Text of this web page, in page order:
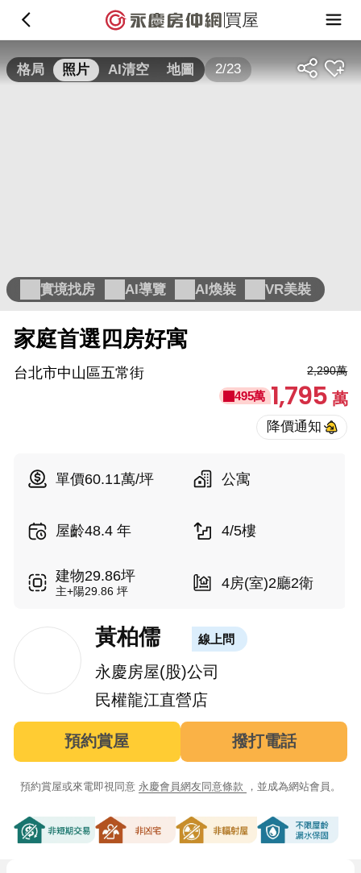
買屋
格局 照片 AI清空 地圖 2/23
實境找房 AI導覽 AI煥裝 VR美裝
家庭首選四房好寓
台北市中山區五常街 2,290萬
495萬 1,795萬
單價60.11萬/坪 公寓
屋齡48.4 年 4/5樓
建物29.86坪
主+陽29.86 坪 4房(室)2廳2衛
黃柏儒 線上問
永慶房屋(股)公司
民權龍江直營店
預約賞屋 撥打電話
預約賞屋或來電即視同意 永慶會員網友同意條款 ，並成為網站會員。